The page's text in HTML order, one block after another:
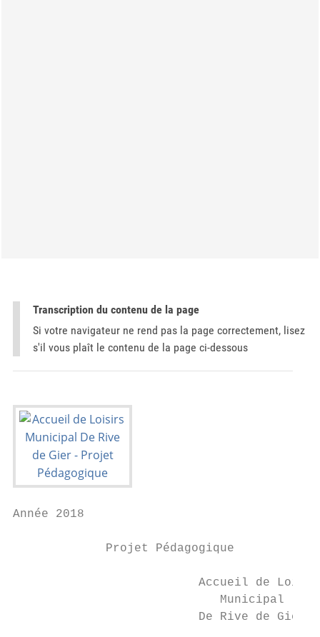
Transcription du contenu de la page
Si votre navigateur ne rend pas la page correctement, lisez
s'il vous plaît le contenu de la page ci-dessous
Année 2018
             Projet Pédagogique
Accueil de
                             Municipal
                          De Rive de Gier